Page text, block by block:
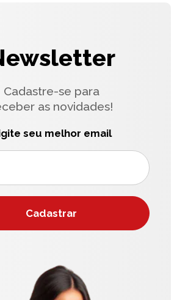
Cadastre-se para
as novidades!
seu melhor email